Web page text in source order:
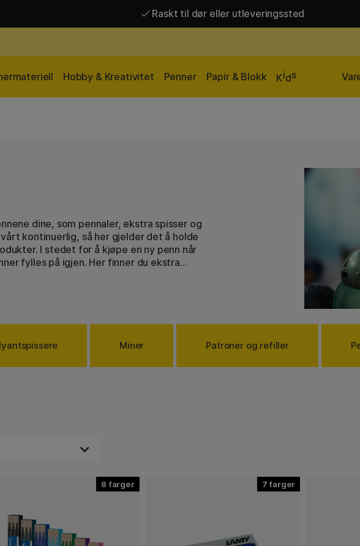
Raskt til dør eller utleveringssted
Hobby & Kreativitet Penner Papir & Blokk Kids
dine, som pennaler, ekstra spisser og
kontinuerlig, så her gjelder det å holde
I stedet for å kjøpe en ny penn når
fylles på igjen. Her finner du ekstra
fleste penner vi selger. Fyll gjerne på
lommeboken en tjeneste.
Miner Patroner og refiller
8 7